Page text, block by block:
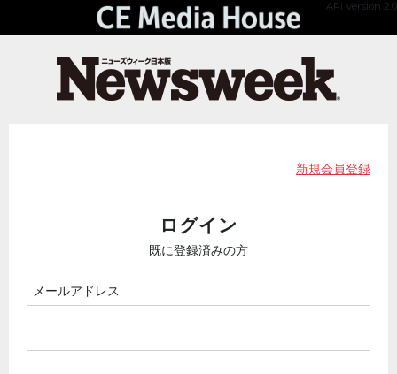
API Version 2.0
新規会員登録
ログイン
既に登録済みの方
メールアドレス